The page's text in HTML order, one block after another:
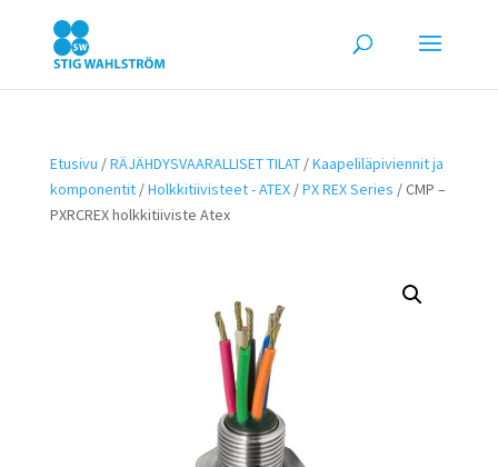
Etusivu /RÄJÄHDYSVAARALLISET TILAT/Kaapeliläpiviennit ja
komponentit/Holkkitiivisteet - ATEX/PX REX Series / CMP –
PXRCREX holkkitiiviste Atex